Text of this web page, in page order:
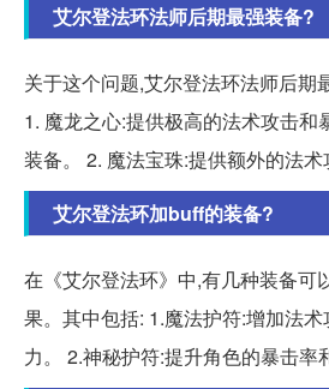
艾尔登法环法师后期最强装备?
关于这个问题,艾尔登法环法师后期
1. 魔龙之心:提供极高的法术攻击和
装备。 2. 魔法宝珠:提供额外的法术
艾尔登法环加buff的装备?
在《艾尔登法环》中,有几种装备可
果。其中包括: 1.魔法护符:增加法
力。 2.神秘护符:提升角色的暴击率